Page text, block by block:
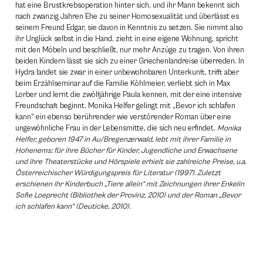
hat eine Brustkrebsoperation hinter sich, und ihr Mann bekennt sich
nach zwanzig Jahren Ehe zu seiner Homosexualität und überlässt es
seinem Freund Edgar, sie davon in Kenntnis zu setzen. Sie nimmt also
ihr Unglück selbst in die Hand, zieht in eine eigene Wohnung, spricht
mit den Möbeln und beschließt, nur mehr Anzüge zu tragen. Von ihren
beiden Kindern lässt sie sich zu einer Griechenlandreise überreden. In
Hydra landet sie zwar in einer unbewohnbaren Unterkunft, trifft aber
beim Erzählseminar auf die Familie Köhlmeier, verliebt sich in Max
Lorber und lernt die zwölfjährige Paula kennen, mit der eine intensive
Freundschaft beginnt. Monika Helfer gelingt mit „Bevor ich schlafen
kann“ ein ebenso berührender wie verstörender Roman über eine
ungewöhnliche Frau in der Lebensmitte, die sich neu erfindet. Monika
Helfer, geboren 1947 in Au/Bregenzerwald, lebt mit ihrer Familie in
Hohenems; für ihre Bücher für Kinder, Jugendliche und Erwachsene
und ihre Theaterstücke und Hörspiele erhielt sie zahlreiche Preise, u.a.
Österreichischer Würdigungspreis für Literatur (1997). Zuletzt
erschienen ihr Kinderbuch „Tiere allein“ mit Zeichnungen ihrer Enkelin
Sofie Loeprecht (Bibliothek der Provinz, 2010) und der Roman „Bevor
ich schlafen kann“ (Deuticke, 2010).